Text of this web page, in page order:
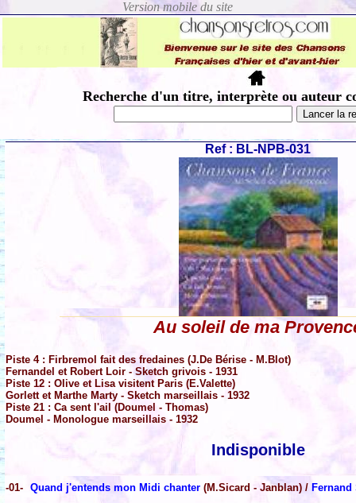
Recherche d'un titre, interprète ou auteur
Ref : BL-NPB-031
Au soleil de ma
Piste 4 : Firbremol fait des fredaines (J.De Bérise - M.Blot)
Fernandel et Robert Loir - Sketch grivois - 1931
Piste 12 : Olive et Lisa visitent Paris (E.Valette)
Gorlett et Marthe Marty - Sketch marseillais - 1932
Piste 21 : Ca sent l'ail (Doumel - Thomas)
Doumel - Monologue marseillais - 1932
Indisponible
-01- Quand j'entends mon Midi chanter (M.Sicard - Janblan) / Fernand